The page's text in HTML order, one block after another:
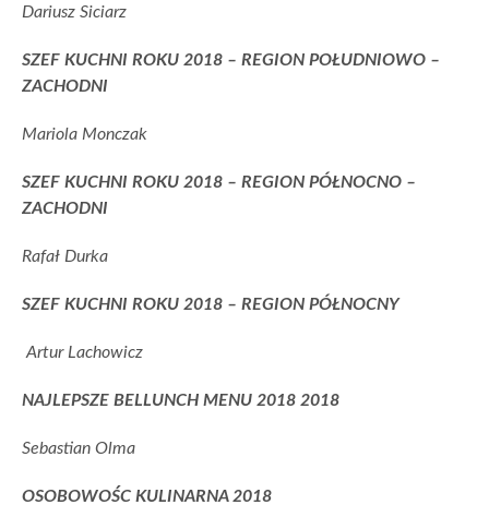
Dariusz Siciarz
SZEF KUCHNI ROKU 2018 – REGION POŁUDNIOWO –
ZACHODNI
Mariola Monczak
SZEF KUCHNI ROKU 2018 – REGION PÓŁNOCNO –
ZACHODNI
Rafał Durka
SZEF KUCHNI ROKU 2018 – REGION PÓŁNOCNY
Artur Lachowicz
NAJLEPSZE BELLUNCH MENU 2018 2018
Sebastian Olma
OSOBOWOŚC KULINARNA 2018